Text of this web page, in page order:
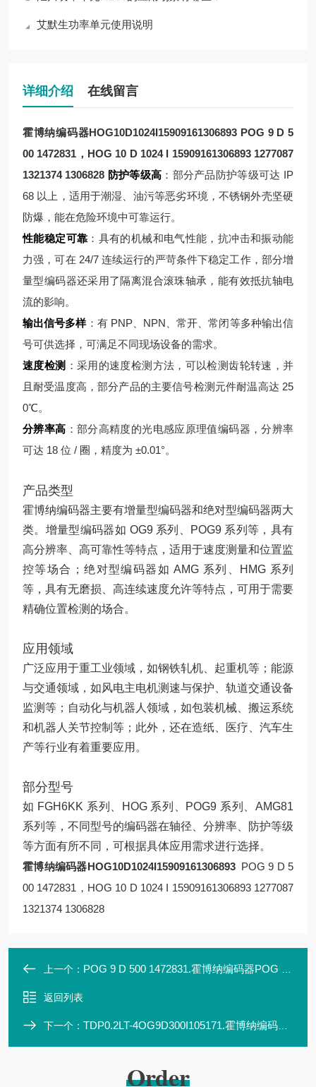
艾默生功率单元使用说明
详细介绍 在线留言
霍博纳编码器HOG10D1024I15909161306893 POG 9 D 5
00 1472831，HOG 10 D 1024 I 15909161306893 1277087
1321374 1306828 防护等级高 ：部分产品防护等级可达 IP
68 以上，适用于潮湿、油污等恶劣环境，不锈钢外壳坚硬
防爆，能在危险环境中可靠运行。
性能稳定可靠 ：具有的机械和电气性能，抗冲击和振动能
力强，可在 24/7 连续运行的严苛条件下稳定工作，部分增
量型编码器还采用了隔离混合滚珠轴承，能有效抵抗轴电
流的影响。
输出信号多样：有 PNP、NPN、常开、常闭等多种输出信
号可供选择，可满足不同现场设备的需求。
速度检测 ：采用的速度检测方法，可以检测齿轮转速，并
且耐受温度高，部分产品的主要信号检测元件耐温高达 25
0℃。
分辨率高 ：部分高精度的光电感应原理值编码器，分辨率
可达 18 位 / 圈，精度为 ±0.01°。
产品类型
霍博纳编码器主要有增量型编码器和绝对型编码器两大
类。增量型编码器如 OG9 系列、POG9 系列等，具有
高分辨率、高可靠性等特点，适用于速度测量和位置监
控等场合；绝对型编码器如 AMG 系列、HMG 系列
等，具有无磨损、高连续速度允许等特点，可用于需要
精确位置检测的场合。
应用领域
广泛应用于重工业领域，如钢铁轧机、起重机等；能源
与交通领域，如风电主电机测速与保护、轨道交通设备
监测等；自动化与机器人领域，如包装机械、搬运系统
和机器人关节控制等；此外，还在造纸、医疗、汽车生
产等行业有着重要应用。
部分型号
如 FGH6KK 系列、HOG 系列、POG9 系列、AMG81
系列等，不同型号的编码器在轴径、分辨率、防护等级
等方面有所不同，可根据具体应用需求进行选择。
霍博纳编码器HOG10D1024I15909161306893POG 9 D 5
00 1472831，HOG 10 D 1024 I 15909161306893 1277087
1321374 1306828
上一个： POG 9 D 500 1472831.霍博纳编码器POG 9 D 500 1472831
返回列表
下一个： TDP0.2LT-4OG9D300I105171.霍博纳编码器TDP0.2LT-4OG9D300I1051711
Order